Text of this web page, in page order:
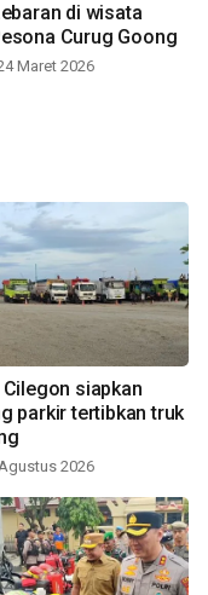
di wisata
Curug Goong
Maret 2026
siapkan
parkir tertibkan truk
2026